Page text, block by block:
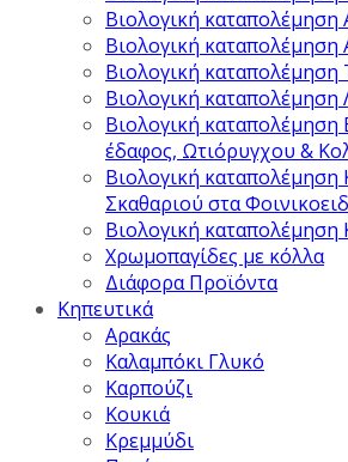
Βιολογική
Βιολογική καταπολέμηση
Βιολογική καταπολέμηση
Βιολογική καταπολέμηση
Βιολογική
έδαφος, Ωτιόρυγχου &
Βιολογική καταπολέμηση
Σκαθαριού στα
Βιολογική καταπολέμηση
Χρωμοπαγίδες με κόλλα
Διάφορα Προϊόντα
Κηπευτικά
Αρακάς
Καλαμπόκι Γλυκό
Καρπούζι
Κουκιά
Κρεμμύδι